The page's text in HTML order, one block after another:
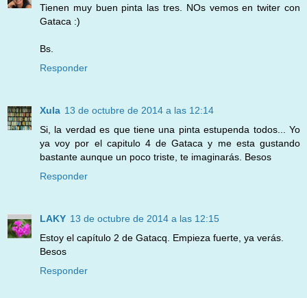
Tienen muy buen pinta las tres. NOs vemos en twiter con
Gataca :)
Bs.
Responder
Xula 13 de octubre de 2014 a las 12:14
Si, la verdad es que tiene una pinta estupenda todos... Yo
ya voy por el capitulo 4 de Gataca y me esta gustando
bastante aunque un poco triste, te imaginarás. Besos
Responder
LAKY 13 de octubre de 2014 a las 12:15
Estoy el capítulo 2 de Gatacq. Empieza fuerte, ya verás.
Besos
Responder